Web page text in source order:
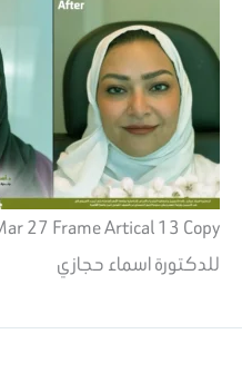
للدكتورة اسماء حجازي